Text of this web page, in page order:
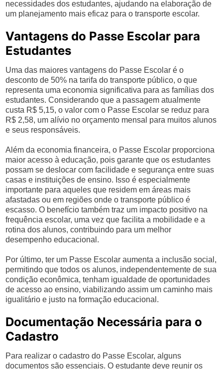
necessidades dos estudantes, ajudando na elaboração de
um planejamento mais eficaz para o transporte escolar.
Vantagens do Passe Escolar para
Estudantes
Uma das maiores vantagens do Passe Escolar é o
desconto de 50% na tarifa do transporte público, o que
representa uma economia significativa para as famílias dos
estudantes. Considerando que a passagem atualmente
custa R$ 5,15, o valor com o Passe Escolar se reduz para
R$ 2,58, um alívio no orçamento mensal para muitos alunos
e seus responsáveis.
Além da economia financeira, o Passe Escolar proporciona
maior acesso à educação, pois garante que os estudantes
possam se deslocar com facilidade e segurança entre suas
casas e instituições de ensino. Isso é especialmente
importante para aqueles que residem em áreas mais
afastadas ou em regiões onde o transporte público é
escasso. O benefício também traz um impacto positivo na
frequência escolar, uma vez que facilita a mobilidade e a
rotina dos alunos, contribuindo para um melhor
desempenho educacional.
Por último, ter um Passe Escolar aumenta a inclusão social,
permitindo que todos os alunos, independentemente de sua
condição econômica, tenham igualdade de oportunidades
de acesso ao ensino, viabilizando assim um caminho mais
igualitário e justo na formação educacional.
Documentação Necessária para o
Cadastro
Para realizar o cadastro do Passe Escolar, alguns
documentos são essenciais. O estudante deve reunir os